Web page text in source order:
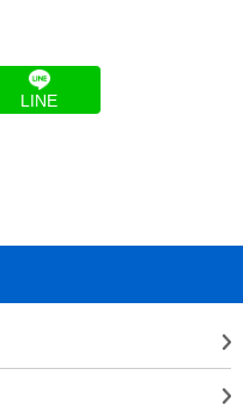
LINE